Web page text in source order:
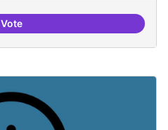
VoteResidències d'èxit